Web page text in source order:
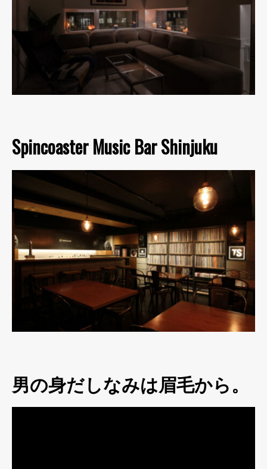
Spincoaster Music Bar Shinjuku
男の身だしなみは眉毛から。